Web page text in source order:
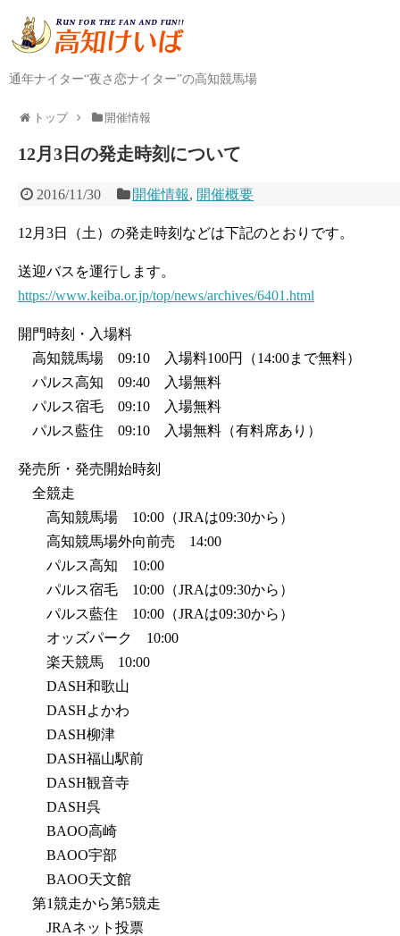
通年ナイター“夜さ恋ナイター”の高知競馬場
トップ 開催情報
12月3日の発走時刻について
2016/11/30 開催情報, 開催概要
12月3日（土）の発走時刻などは下記のとおりです。
送迎バスを運行します。
https://www.keiba.or.jp/top/news/archives/6401.html
開門時刻・入場料
高知競馬場 09:10 入場料100円（14:00まで無料）
パルス高知 09:40 入場無料
パルス宿毛 09:10 入場無料
パルス藍住 09:10 入場無料（有料席あり）
発売所・発売開始時刻
全競走
高知競馬場 10:00（JRAは09:30から）
高知競馬場外向前売 14:00
パルス高知 10:00
パルス宿毛 10:00（JRAは09:30から）
パルス藍住 10:00（JRAは09:30から）
オッズパーク 10:00
楽天競馬 10:00
DASH和歌山
DASHよかわ
DASH柳津
DASH福山駅前
DASH観音寺
DASH呉
BAOO高崎
BAOO宇部
BAOO天文館
第1競走から第5競走
JRAネット投票